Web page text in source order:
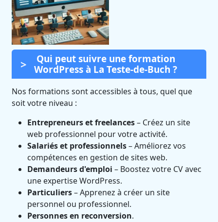
Qui peut suivre une formation
WordPress à La Teste-de-Buch ?
Nos formations sont accessibles à tous, quel que
soit votre niveau :
Entrepreneurs et freelances– Créez un site
web professionnel pour votre activité.
Salariés et professionnels– Améliorez vos
compétences en gestion de sites web.
Demandeurs d'emploi – Boostez votre CV avec
une expertise WordPress.
Particuliers– Apprenez à créer un site
personnel ou professionnel.
Personnes en reconversion.